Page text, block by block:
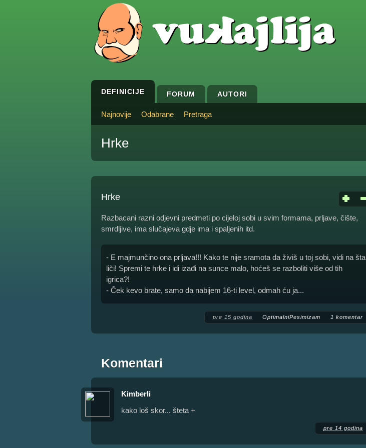
DEFINICIJE FORUM AUTORI
Najnovije Odabrane Pretraga
Hrke
Hrke
Razbacani razni odjevni predmeti po cijeloj sobi u svim formama, prljave, čište,
smrdljive, ima slučajeva gdje ima i spaljenih itd.
- E majmunčino ona prljava!!! Kako te nije sramota da živiš u toj sobi, vidi na šta
liči! Spremi te hrke i idi izađi na sunce malo, hoćeš se razboliti više od tih
igrica?!
- Ček kevo brate, samo da nabijem 16-ti level, odmah ću ja...
pre 15 godina OptimalniPesimizam 1 komentar
Komentari
Kimberli
kako loš skor... šteta +
pre 14 godina